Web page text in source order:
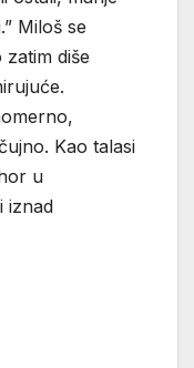
Miloš se
diše
Kao talasi
u
iznad